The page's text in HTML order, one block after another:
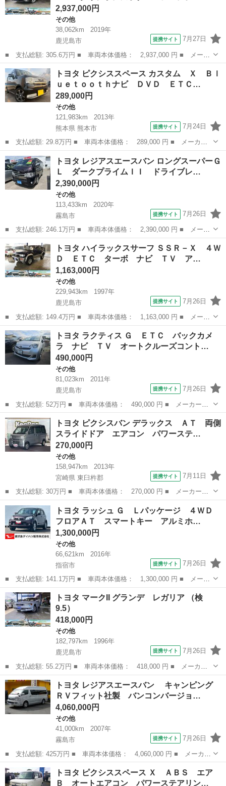
2,937,000円
その他
38,062km
2019年
鹿児島市
提携サイト 7月27日
■ 支払総額: 305.6万円 ■ 車両本体価格： 2,937,000 円 ■ メーカ
ー名： トヨタ ■ 車種名： カムリ ■ グレード名： ＷＳ ドラ
イブレコーダー ＥＴＣ クリアランスソナー レーンアシスト オ
ートクル...
鹿児島 鹿児島市 その他
トヨタ ピクシススペース カスタム Ｘ Ｂｌ
ｕｅｔｏｏｔｈナビ ＤＶＤ ＥＴＣ…
289,000円
その他
121,983km
2013年
熊本県 熊本市
提携サイト 7月24日
■ 支払総額: 29.8万円 ■ 車両本体価格： 289,000 円 ■ メーカー
名： トヨタ ■ 車種名： ピクシススペース ■ グレード名： カ
スタム Ｘ Ｂｌｕｅｔｏｏｔｈナビ ＤＶＤ ＥＴＣ 社外アルミ
ホイール ベ...
熊本 熊本市 その他
トヨタ レジアスエースバン ロングスーパーＧ
Ｌ ダークプライムＩＩ ドライブレ…
2,390,000円
その他
113,433km
2020年
霧島市
提携サイト 7月26日
■ 支払総額: 246.1万円 ■ 車両本体価格： 2,390,000 円 ■ メーカ
ー名： トヨタ ■ 車種名： レジアスエースバン ■ グレード
名： ロングスーパーＧＬ ダークプライムＩＩ ドライブレコーダ
ー ＥＴＣ ...
鹿児島 霧島市 その他
トヨタ ハイラックスサーフ ＳＳＲ－Ｘ ４Ｗ
Ｄ ＥＴＣ ターボ ナビ ＴＶ ア…
1,163,000円
その他
229,943km
1997年
鹿児島市
提携サイト 7月26日
■ 支払総額: 149.4万円 ■ 車両本体価格： 1,163,000 円 ■ メーカ
ー名： トヨタ ■ 車種名： ハイラックスサーフ ■ グレード
名： ＳＳＲ－Ｘ ４ＷＤ ＥＴＣ ターボ ナビ ＴＶ アルミホ
イール キー...
鹿児島 鹿児島市 その他
トヨタ ラクティス Ｇ ＥＴＣ バックカメ
ラ ナビ ＴＶ オートクルーズコント…
490,000円
その他
81,023km
2011年
鹿児島市
提携サイト 7月26日
■ 支払総額: 52万円 ■ 車両本体価格： 490,000 円 ■ メーカー
名： トヨタ ■ 車種名： ラクティス ■ グレード名： Ｇ ＥＴ
Ｃ バックカメラ ナビ ＴＶ オートクルーズコントロール スマ
ートキー 電動格...
鹿児島 鹿児島市 その他
トヨタ ピクシスバン デラックス ＡＴ 両側
スライドドア エアコン パワーステ…
270,000円
その他
158,947km
2013年
宮崎県 東臼杵郡
提携サイト 7月11日
■ 支払総額: 30万円 ■ 車両本体価格： 270,000 円 ■ メーカー
名： トヨタ ■ 車種名： ピクシスバン ■ グレード名： デラッ
クス ＡＴ 両側スライドドア エアコン パワーステアリング パ
ワーウィンドウ ...
宮崎 東臼杵郡 その他
トヨタ ラッシュ Ｇ Ｌパッケージ ４ＷＤ
フロアＡＴ スマートキー アルミホ…
1,300,000円
その他
66,621km
2016年
指宿市
提携サイト 7月26日
■ 支払総額: 141.1万円 ■ 車両本体価格： 1,300,000 円 ■ メーカ
ー名： トヨタ ■ 車種名： ラッシュ ■ グレード名： Ｇ Ｌパ
ッケージ ４ＷＤ フロアＡＴ スマートキー アルミホイール Ａ
ＢＳ カ...
鹿児島 指宿市 その他
トヨタ マークII グランデ レガリア （検
9.5）
418,000円
その他
182,797km
1996年
鹿児島市
提携サイト 7月26日
■ 支払総額: 55.2万円 ■ 車両本体価格： 418,000 円 ■ メーカー
名： トヨタ ■ 車種名： マークII ■ グレード名： グランデ レ
ガリア ■ 排気量： 2000cc ■ ドア枚数： 4DHT ■ ミッ...
鹿児島 鹿児島市 その他
トヨタ レジアスエースバン キャンピング
ＲＶフィット社製 バンコンバージョ…
4,060,000円
その他
41,000km
2007年
霧島市
提携サイト 7月26日
■ 支払総額: 425万円 ■ 車両本体価格： 4,060,000 円 ■ メーカー
名： トヨタ ■ 車種名： レジアスエースバン ■ グレード
名： キャンピング ＲＶフィット社製 バンコンバージョン ７
人乗り就寝５人 ...
鹿児島 霧島市 その他
トヨタ ピクシススペース Ｘ ＡＢＳ エア
Ｂ オートエアコン パワーステアリン…